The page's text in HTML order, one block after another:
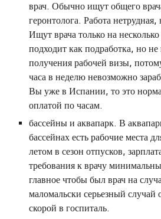
врач. Обычно ищут общего
геронтолога. Работа
Ищут врача только на
подходит как подработка, но не
получения рабочей визы,
часа в неделю невозможно
Вы уже в Испании, то это
оплатой по часам.
бассейны и аквапарк. В
бассейнах есть рабочие места
летом в сезон отпусков,
требования к врачу
главное чтобы был врач на
маломальски серьезный случай
скорой в госпиталь.